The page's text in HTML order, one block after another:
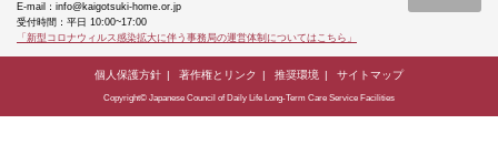
E-mail：info@kaigotsuki-home.or.jp
受付時間：平日 10:00~17:00
「新型コロナウィルス感染拡大に伴う事務局の運営体制についてはこちら」
個人保護方針 著作権とリンク 推奨環境 サイトマップ
Copyright© Japanese Council of Daily Life Long-Term Care Service Facilities